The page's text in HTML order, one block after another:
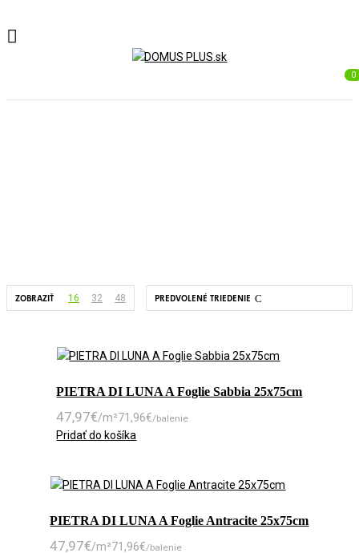
0
PREDVOLENÉ TRIEDENIE
ZOBRAZIŤ 16 32 48
PIETRA DI LUNA A Foglie Sabbia 25x75cm
47,97€/m²71,96€/balenie
Pridať do košíka
PIETRA DI LUNA A Foglie Antracite 25x75cm
47,97€/m²71,96€/balenie